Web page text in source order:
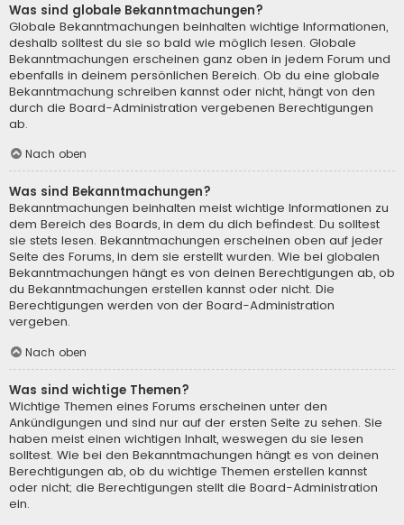
Was sind globale Bekanntmachungen?
Globale Bekanntmachungen beinhalten wichtige Informationen,
deshalb solltest du sie so bald wie möglich lesen. Globale
Bekanntmachungen erscheinen ganz oben in jedem Forum und
ebenfalls in deinem persönlichen Bereich. Ob du eine globale
Bekanntmachung schreiben kannst oder nicht, hängt von den
durch die Board-Administration vergebenen Berechtigungen
ab.
Nach oben
Was sind Bekanntmachungen?
Bekanntmachungen beinhalten meist wichtige Informationen zu
dem Bereich des Boards, in dem du dich befindest. Du solltest
sie stets lesen. Bekanntmachungen erscheinen oben auf jeder
Seite des Forums, in dem sie erstellt wurden. Wie bei globalen
Bekanntmachungen hängt es von deinen Berechtigungen ab, ob
du Bekanntmachungen erstellen kannst oder nicht. Die
Berechtigungen werden von der Board-Administration
vergeben.
Nach oben
Was sind wichtige Themen?
Wichtige Themen eines Forums erscheinen unter den
Ankündigungen und sind nur auf der ersten Seite zu sehen. Sie
haben meist einen wichtigen Inhalt, weswegen du sie lesen
solltest. Wie bei den Bekanntmachungen hängt es von deinen
Berechtigungen ab, ob du wichtige Themen erstellen kannst
oder nicht; die Berechtigungen stellt die Board-Administration
ein.